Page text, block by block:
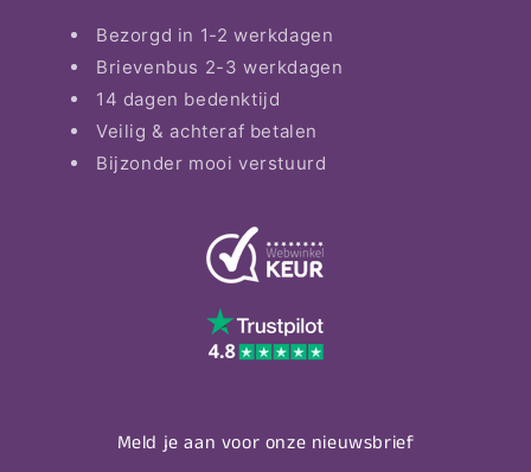
Bezorgd in 1-2 werkdagen
Brievenbus 2-3 werkdagen
14 dagen bedenktijd
Veilig & achteraf betalen
Bijzonder mooi verstuurd
Meld je aan voor onze nieuwsbrief